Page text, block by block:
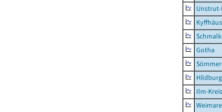
Gotha
Ilm-Kreis